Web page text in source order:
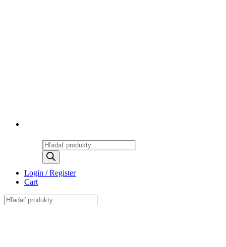
Products
search
Login / Register
Cart